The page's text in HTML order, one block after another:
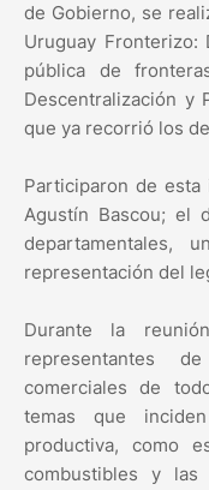
de Gobierno, se
Uruguay Fronterizo:
pública de
Descentralización y
que ya recorrió los
Participaron de
Agustín Bascou; el
representación del
Durante la
representantes
comerciales de
temas que
productiva, como
combustibles y